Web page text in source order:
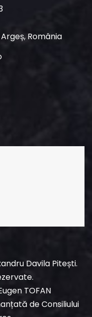
România
Davila Pitești.
TOFAN
de Consiliului